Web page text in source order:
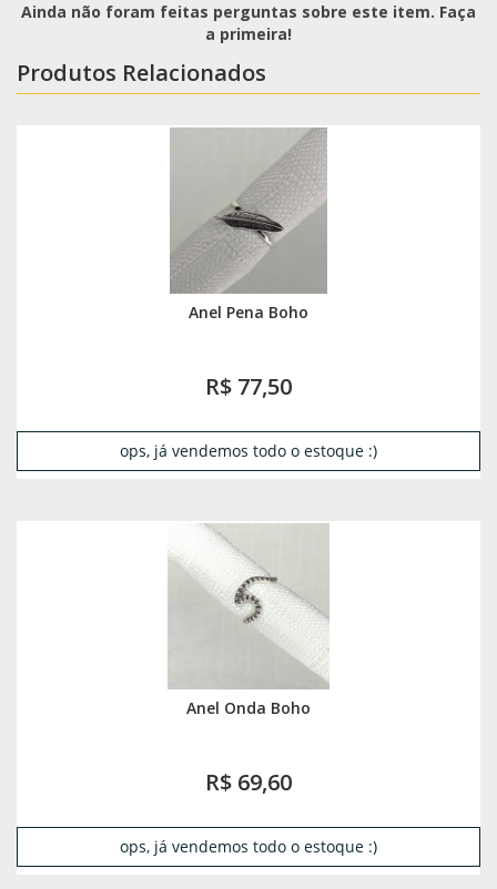
Ainda não foram feitas perguntas sobre este item. Faça
a primeira!
Produtos Relacionados
Anel Pena Boho
R$ 77,50
ops, já vendemos todo o estoque :)
Anel Onda Boho
R$ 69,60
ops, já vendemos todo o estoque :)